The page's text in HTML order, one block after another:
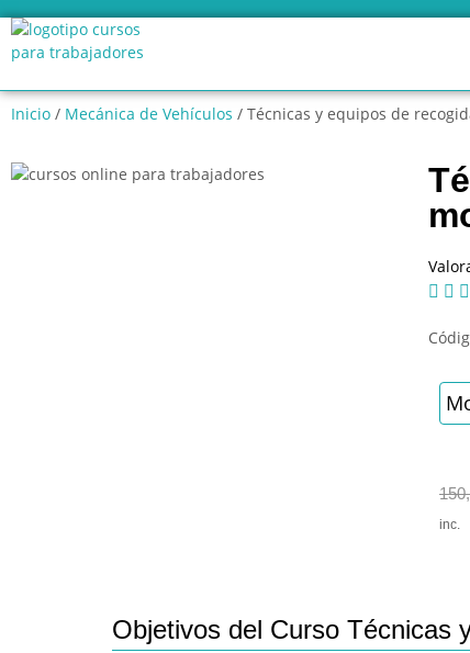
Inicio / Mecánica de Vehículos / Técnicas y equipos de
  
inc.
Objetivos del Curso Técnicas